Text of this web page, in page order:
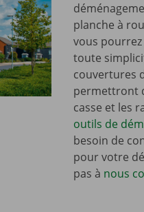
planche à
vous
toute
couvertures
permettront
casse et les
outils de
besoin de
pour votre
pas à nous